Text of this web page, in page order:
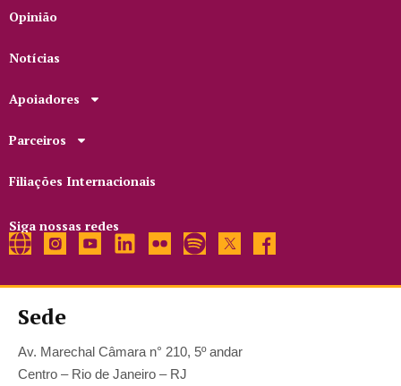
Opinião
Notícias
Apoiadores
Parceiros
Filiações Internacionais
Siga nossas redes
Sede
Av. Marechal Câmara n° 210, 5º andar
Centro – Rio de Janeiro – RJ